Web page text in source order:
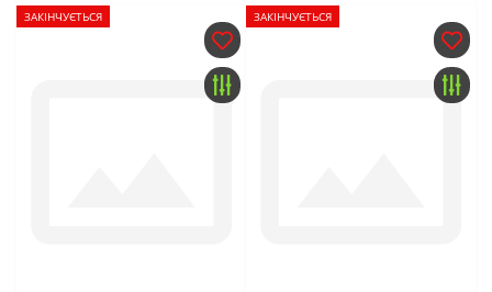
ЗАКІНЧУЄТЬСЯ ЗАКІНЧУЄТЬСЯ